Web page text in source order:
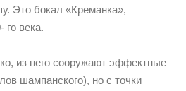
Это бокал «Креманка»,
го века.
из него сооружают эффектные
шампанского), но с точки